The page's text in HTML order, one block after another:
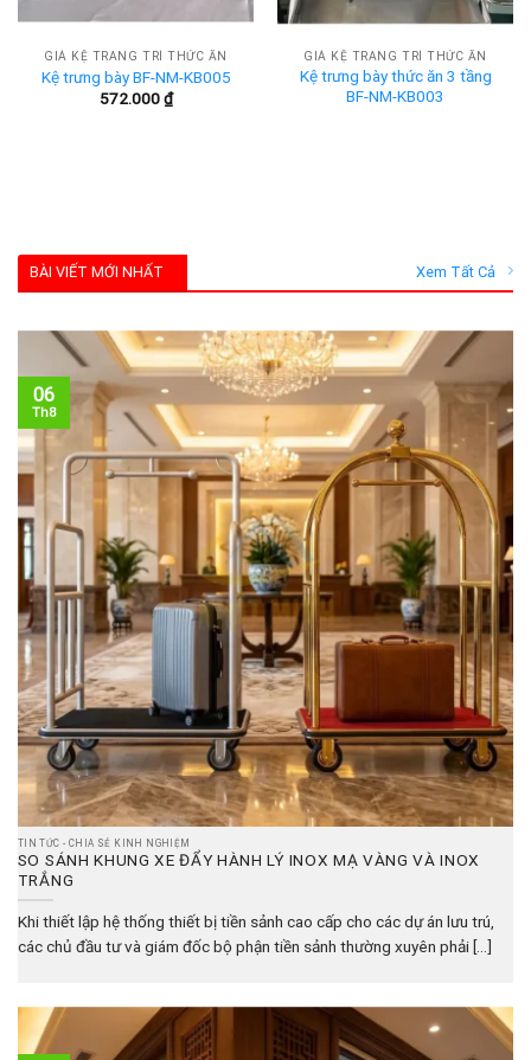
GIÁ KỆ TRANG TRÍ THỨC ĂN
Kệ trưng bày BF-NM-KB005
572.000₫
GIÁ KỆ TRANG TRÍ THỨC ĂN
Kệ trưng bày thức ăn 3 tầng
BF-NM-KB003
BÀI VIẾT MỚI NHẤT Xem Tất Cả
TIN TỨC - CHIA SẺ KINH NGHIỆM
SO SÁNH KHUNG XE ĐẨY HÀNH LÝ INOX MẠ VÀNG VÀ INOX
TRẮNG
Khi thiết lập hệ thống thiết bị tiền sảnh cao cấp cho các dự án lưu trú,
các chủ đầu tư và giám đốc bộ phận tiền sảnh thường xuyên phải [...]
06
Th8